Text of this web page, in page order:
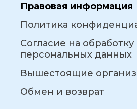
Правовая информация
Политика
Согласие на обработку
персональных данных
Вышестоящие
Обмен и возврат